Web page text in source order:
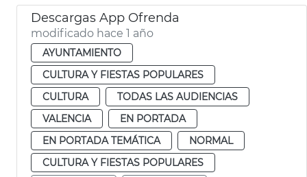
Descargas App Ofrenda
modificado hace 1 año
AYUNTAMIENTO
CULTURA Y FIESTAS POPULARES
CULTURA
TODAS LAS AUDIENCIAS
VALENCIA
EN PORTADA
EN PORTADA TEMÁTICA
NORMAL
CULTURA Y FIESTAS POPULARES